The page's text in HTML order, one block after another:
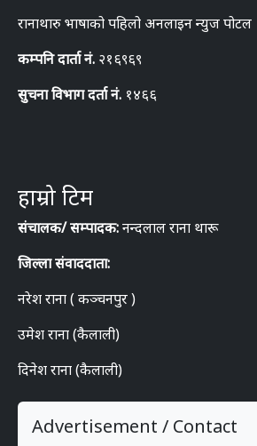
रानाथारु भाषाको पहिलो अनलाइन न्युज पोटल
कम्पनि दार्ता नं. २१६९६९
सुचना विभाग दर्ता नं. १४६६
हाम्रो टिम
संचालक/ सम्पादक:नन्दलाल राना थारू
जिल्ला संवाददाता:
नरेश राना ( कञ्चनपुर )
उमेश राना (कैलाली)
दिनेश राना (कैलाली)
Advertisement / Contact